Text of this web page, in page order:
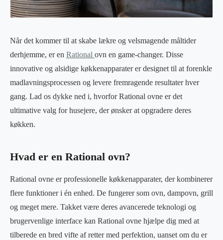
Når det kommer til at skabe lækre og velsmagende måltider
derhjemme, er en Rational ovn en game-changer. Disse
innovative og alsidige køkkenapparater er designet til at forenkle
madlavningsprocessen og levere fremragende resultater hver
gang. Lad os dykke ned i, hvorfor Rational ovne er det
ultimative valg for husejere, der ønsker at opgradere deres
køkken.
Hvad er en Rational ovn?
Rational ovne er professionelle køkkenapparater, der kombinerer
flere funktioner i én enhed. De fungerer som ovn, dampovn, grill
og meget mere. Takket være deres avancerede teknologi og
brugervenlige interface kan Rational ovne hjælpe dig med at
tilberede en bred vifte af retter med perfektion, uanset om du er